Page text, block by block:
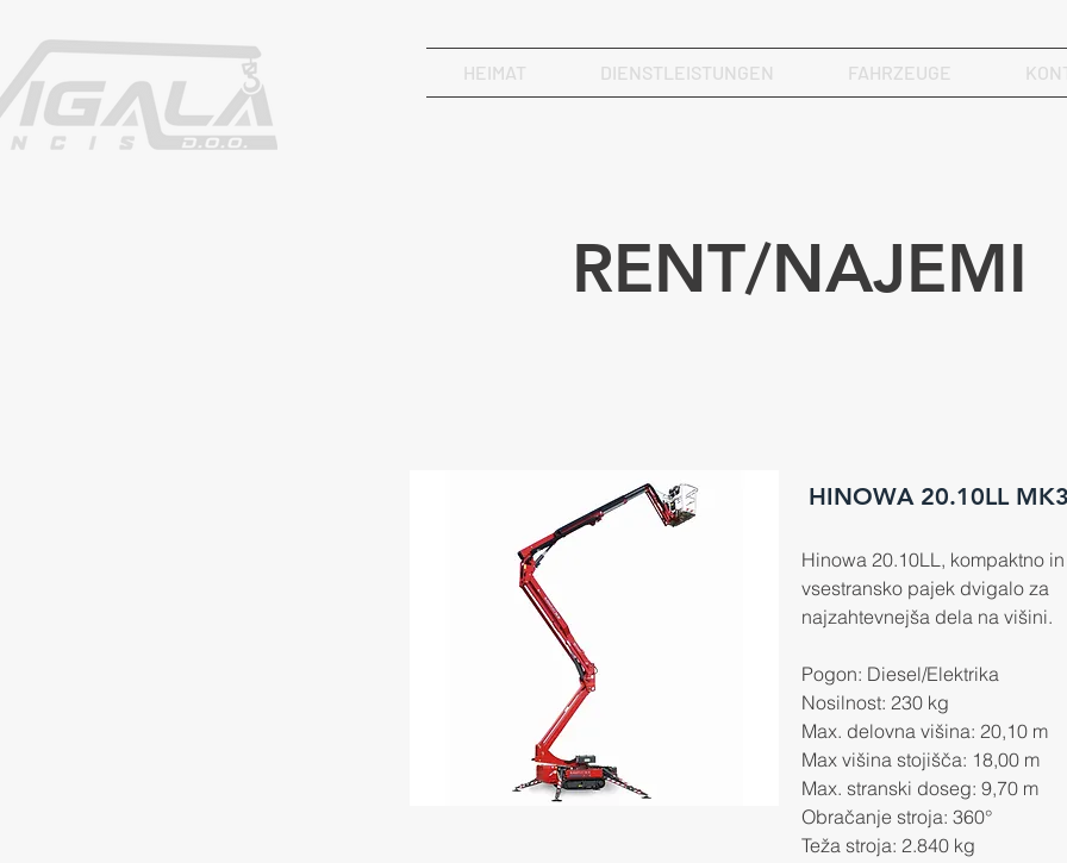
HEIMAT DIENSTLEISTUNGEN FAHRZEUGE
RENT/NAJEMI
HINOWA 20.10LL
Hinowa 20.10LL, kompaktno in
vsestransko pajek dvigalo za
najzahtevnejša dela na višini.
Pogon: Diesel/Elektrika
Nosilnost: 230 kg
Max. delovna višina: 20,10 m
Max višina stojišča: 18,00 m
Max. stranski doseg: 9,70 m
Obračanje stroja: 360°
Teža stroja: 2.840 kg